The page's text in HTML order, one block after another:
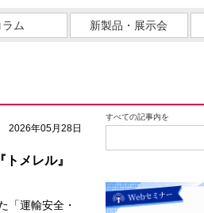
ラム 新製品・展示会
すべての記事内を
2026年05月28日
メレル』
「運輸安全・